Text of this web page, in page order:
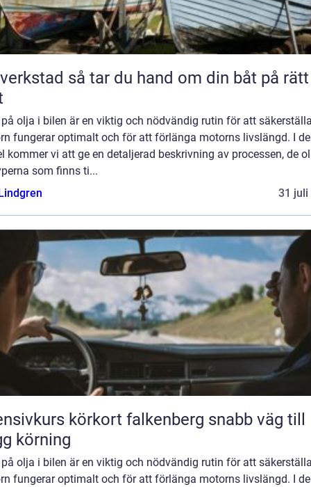
tar du hand om din båt på rätt
olja i bilen är en viktig och nödvändig rutin för att
fungerar optimalt och för att förlänga motorns livslängd. I
kommer vi att ge en detaljerad beskrivning av processen, de
som finns ti...
31 juli
körkort falkenberg snabb väg till
körning
olja i bilen är en viktig och nödvändig rutin för att
fungerar optimalt och för att förlänga motorns livslängd. I